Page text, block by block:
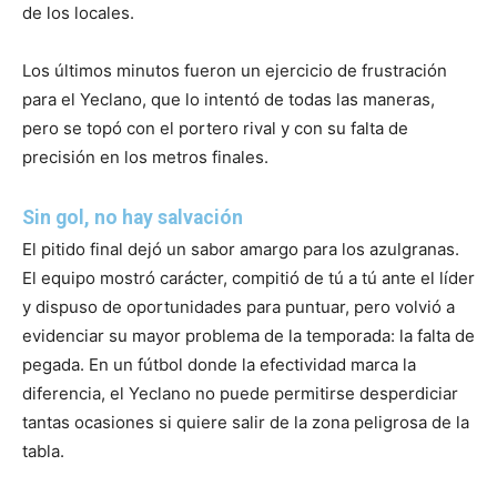
de los locales.
Los últimos minutos fueron un ejercicio de frustración
para el Yeclano, que lo intentó de todas las maneras,
pero se topó con el portero rival y con su falta de
precisión en los metros finales.
Sin gol, no hay salvación
El pitido final dejó un sabor amargo para los azulgranas.
El equipo mostró carácter, compitió de tú a tú ante el líder
y dispuso de oportunidades para puntuar, pero volvió a
evidenciar su mayor problema de la temporada: la falta de
pegada. En un fútbol donde la efectividad marca la
diferencia, el Yeclano no puede permitirse desperdiciar
tantas ocasiones si quiere salir de la zona peligrosa de la
tabla.